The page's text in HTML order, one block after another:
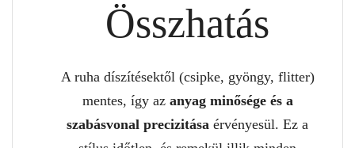
Összhatás
A ruha díszítésektől (csipke, gyöngy, flitter)
mentes, így az anyag minősége és a
szabásvonal precizitása érvényesül. Ez a